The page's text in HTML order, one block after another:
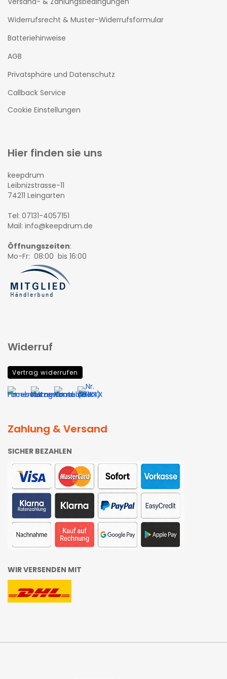
Widerrufsrecht & Muster-Widerrufsformular
Batteriehinweise
AGB
Privatsphäre und Datenschutz
Callback Service
Cookie Einstellungen
Hier finden sie uns
keepdrum
Leibnizstrasse-11
74211 Leingarten
Tel: 07131-4057151
Mail: info@keepdrum.de
Öffnungszeiten:
Mo-Fr: 08:00 bis 16:00
Widerruf
Vertrag widerrufen
Zahlung & Versand
SICHER BEZAHLEN
WIR VERSENDEN MIT